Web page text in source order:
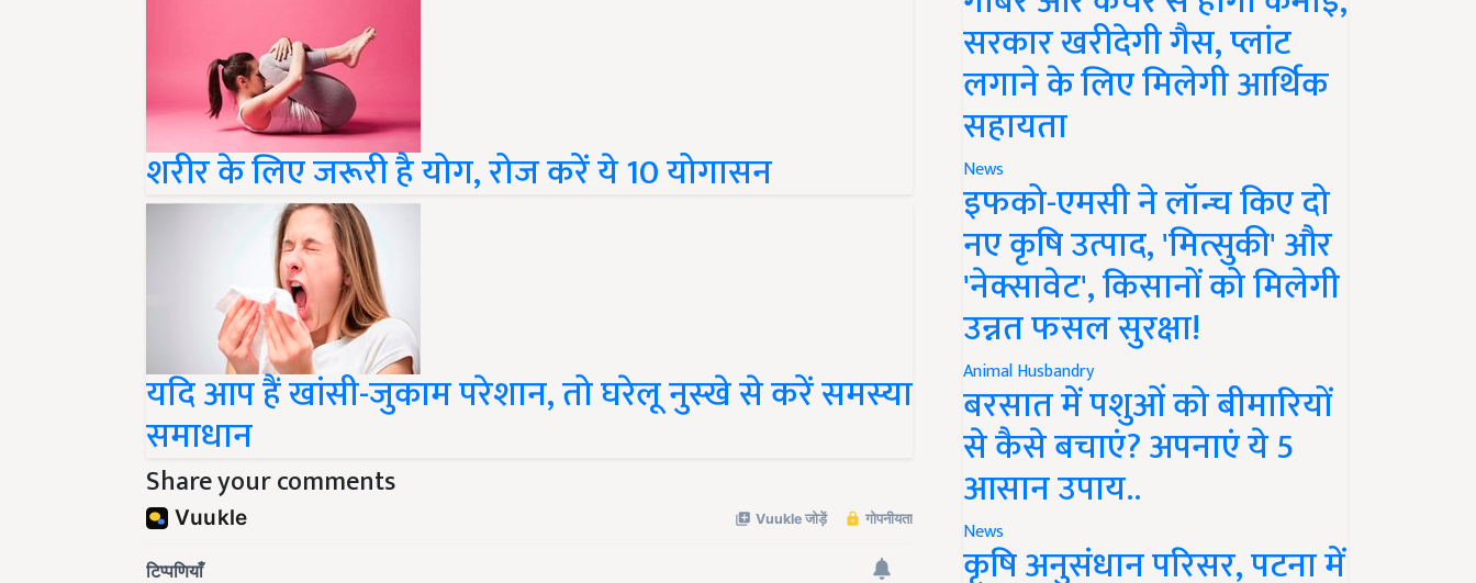
शरीर के लिए जरूरी है योग, रोज करें ये 10 योगासन
यदि आप हैं खांसी-जुकाम परेशान, तो घरेलू नुस्खे से करें समस्या
समाधान
Share your comments
सरकार खरीदेगी गैस, प्लांट
लगाने के लिए मिलेगी आर्थिक
सहायता
News
इफको-एमसी ने लॉन्च किए दो
नए कृषि उत्पाद, 'मित्सुकी' और
'नेक्सावेट', किसानों को मिलेगी
उन्नत फसल सुरक्षा!
Animal Husbandry
बरसात में पशुओं को बीमारियों
से कैसे बचाएं? अपनाएं ये 5
आसान उपाय..
News
कृषि अनुसंधान परिसर, पटना में